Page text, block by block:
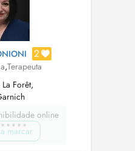
2
,Terapeuta
Forêt,
online
marcar